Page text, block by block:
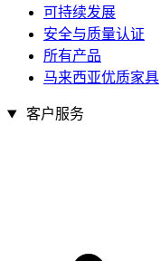
可持续发展
安全与质量认证
所有产品
马来西亚优质家具
客户服务